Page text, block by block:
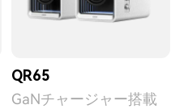
QR65
GaNチャージャー搭載